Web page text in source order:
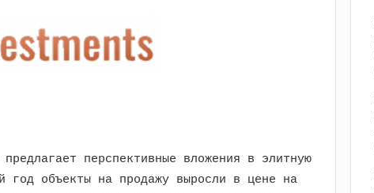
перспективные вложения в элитную
год объекты на продажу выросли в цене на